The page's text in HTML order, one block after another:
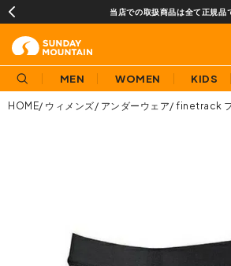
当店での取扱商品は全て正規品
MEN WOMEN KIDS
HOME ウィメンズ アンダーウェア finetrack フ